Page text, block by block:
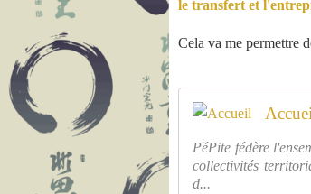
le transfert et
Cela va me permettre
PéPite fédère
collectivités
d...